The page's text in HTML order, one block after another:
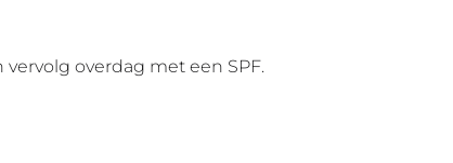
overdag met een SPF.